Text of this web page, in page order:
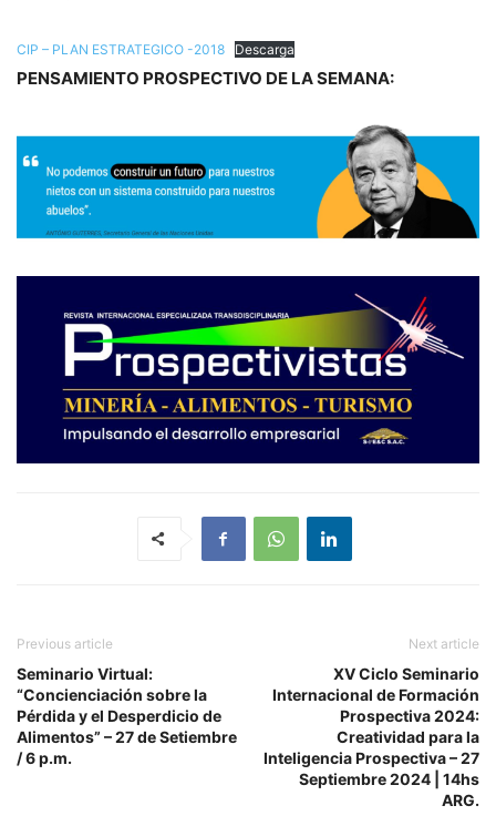
CIP – PLAN ESTRATEGICO -2018 Descarga
PENSAMIENTO PROSPECTIVO DE LA SEMANA:
Previous article
Seminario Virtual:
“Concienciación sobre la
Pérdida y el Desperdicio de
Alimentos” – 27 de Setiembre
/ 6 p.m.
Next article
XV Ciclo Seminario
Internacional de Formación
Prospectiva 2024:
Creatividad para la
Inteligencia Prospectiva – 27
Septiembre 2024 | 14hs
ARG.